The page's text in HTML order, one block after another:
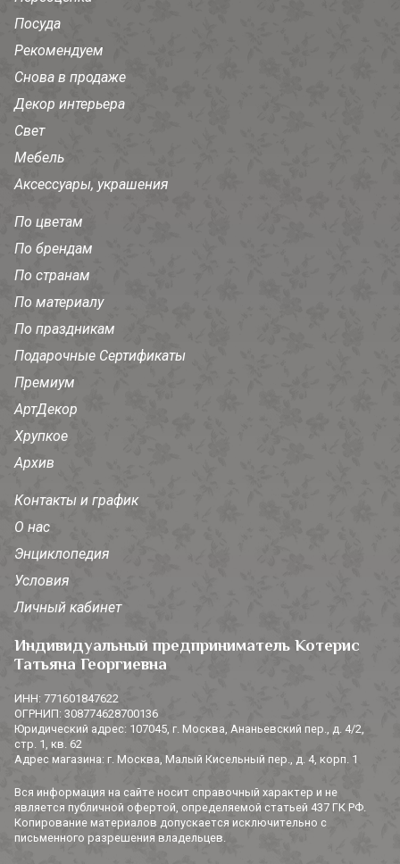
Посуда
Рекомендуем
Снова в продаже
Декор интерьера
Свет
Мебель
Аксессуары, украшения
По цветам
По брендам
По странам
По материалу
По праздникам
Подарочные Сертификаты
Премиум
АртДекор
Хрупкое
Архив
Контакты и график
О нас
Энциклопедия
Условия
Личный кабинет
Индивидуальный предприниматель Котерис
Татьяна Георгиевна
ИНН: 771601847622
ОГРНИП: 308774628700136
Юридический адрес: 107045, г. Москва, Ананьевский пер., д. 4/2,
стр. 1, кв. 62
Адрес магазина: г. Москва, Малый Кисельный пер., д. 4, корп. 1
Вся информация на сайте носит справочный характер и не
является публичной офертой, определяемой статьей 437 ГК РФ.
Копирование материалов допускается исключительно с
письменного разрешения владельцев.